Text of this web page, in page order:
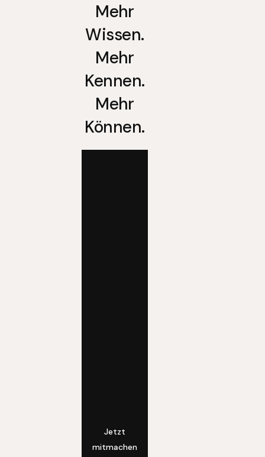
Mehr
Wissen.
Mehr
Kennen.
Mehr
Können.
Jetzt
mitmachen